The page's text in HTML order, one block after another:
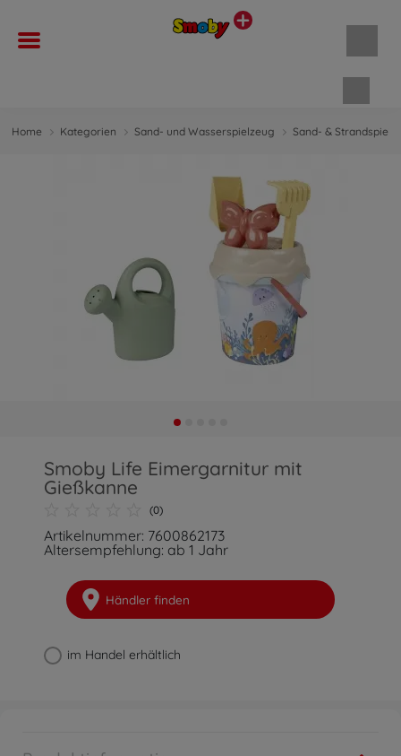
Home Kategorien Sand- und Wasserspielzeug Sand- &
Smoby Life Eimergarnitur mit
Gießkanne
(0)
Artikelnummer: 7600862173
Altersempfehlung: ab 1 Jahr
Händler finden
im Handel erhältlich